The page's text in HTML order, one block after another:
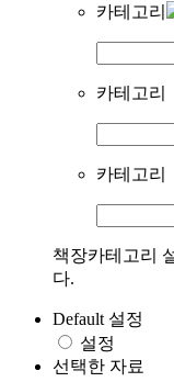
카테고리
카테고리
카테고리
책장카테고리
다.
Default 설정
설정
선택한 자료